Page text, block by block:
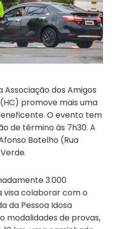
Associação dos Amigos
promove mais uma
O evento tem
de término às 7h30. A
Botelho (Rua
3.000
visa colaborar com o
da Pessoa Idosa
modalidades de provas,